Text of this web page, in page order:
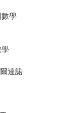
數學
學
達諾